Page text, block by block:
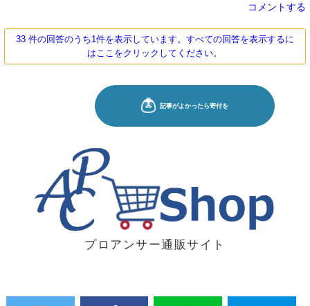
コメントする
33 件の回答のうち1件を表示しています。すべての回答を表示するに
はここをクリックしてください。
プロアンサー通販サイト